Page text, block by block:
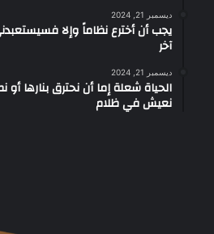
ديسمبر 21, 2024
يجب أن أخترع نظاماً وإلا
آخر
ديسمبر 21, 2024
الحياة شعلة إما أن نحترق بنارها أو
نعيش في ظلام